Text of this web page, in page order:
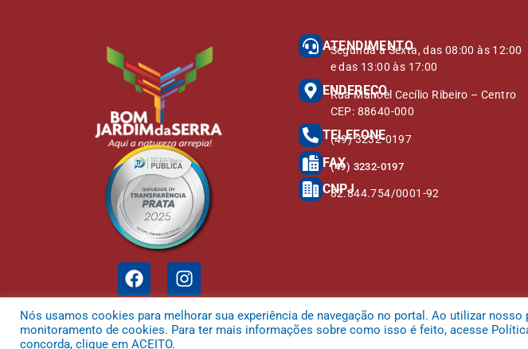
ATENDIMENTO
Segunda à Sexta, das 08:00 às 12:00
e das 13:00 às 17:00
ENDEREÇO
Rua Manoel Cecílio Ribeiro – Centro
CEP: 88640-000
TELEFONE
(49) 3232-0197
FAX
(49) 3232-0197
CNPJ
82.844.754/0001-92
Todos os direitos reservados a Prefeitura Municipal de Bom Jardim da Serra.
Nós usamos cookies para melhorar sua experiência de navegação no portal. Ao utilizar
monitoramento de cookies. Para ter mais informações sobre como isso é feito, acesse
concorda, clique em ACEITO.